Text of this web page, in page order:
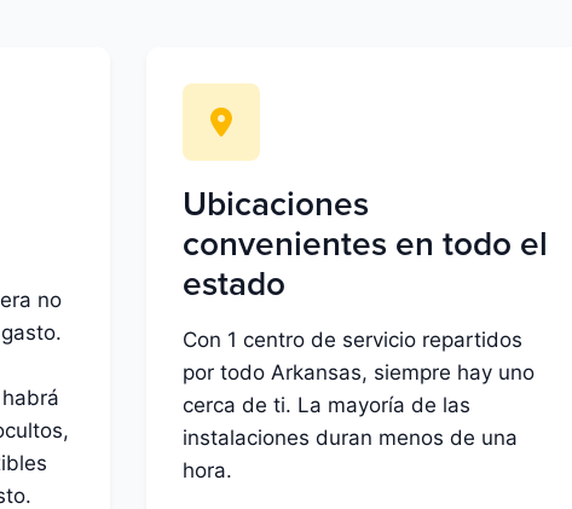
no
Ubicaciones
convenientes en todo el
estado
Con 1 centro de servicio repartidos
por todo Arkansas, siempre hay uno
cerca de ti. La mayoría de las
instalaciones duran menos de una
hora.